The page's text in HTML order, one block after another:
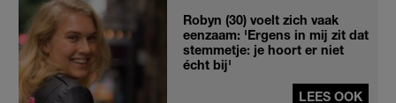
Robyn (30) voelt zich vaak
eenzaam: 'Ergens in mij zit dat
stemmetje: je hoort er niet
écht bij'
LEES OOK